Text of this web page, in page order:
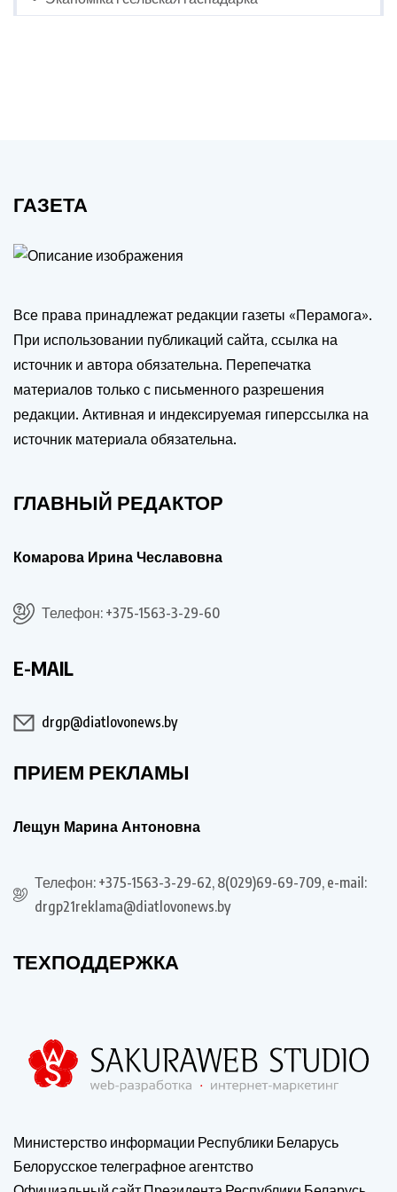
ГАЗЕТА
Все права принадлежат редакции газеты «Перамога».
При использовании публикаций сайта, ссылка на
источник и автора обязательна. Перепечатка
материалов только с письменного разрешения
редакции. Активная и индексируемая гиперссылка на
источник материала обязательна.
ГЛАВНЫЙ РЕДАКТОР
Комарова Ирина Чеславовна
Телефон: +375-1563-3-29-60
E-MAIL
drgp@diatlovonews.by
ПРИЕМ РЕКЛАМЫ
Лещун Марина Антоновна
Телефон: +375-1563-3-29-62, 8(029)69-69-709, e-mail:
drgp21reklama@diatlovonews.by
ТЕХПОДДЕРЖКА
Министерство информации Республики Беларусь
Белорусское телеграфное агентство